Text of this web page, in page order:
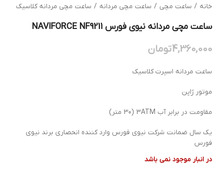
خانه / ساعت مچی / ساعت مچی مردانه / ساعت مچی مردانه کلاسیک
ساعت مچی مردانه نیوی فورس NAVIFORCE NF9211
4,360,000تومان
ساعت مردانه اسپرت کلاسیک
موتور ژاپن
مقاومت در برابر آب 3ATM (30 متر)
یک سال ضمانت شرکت نیوی فورس وارد کننده انحصاری برند نیوی
فورس
در انبار موجود نمی باشد